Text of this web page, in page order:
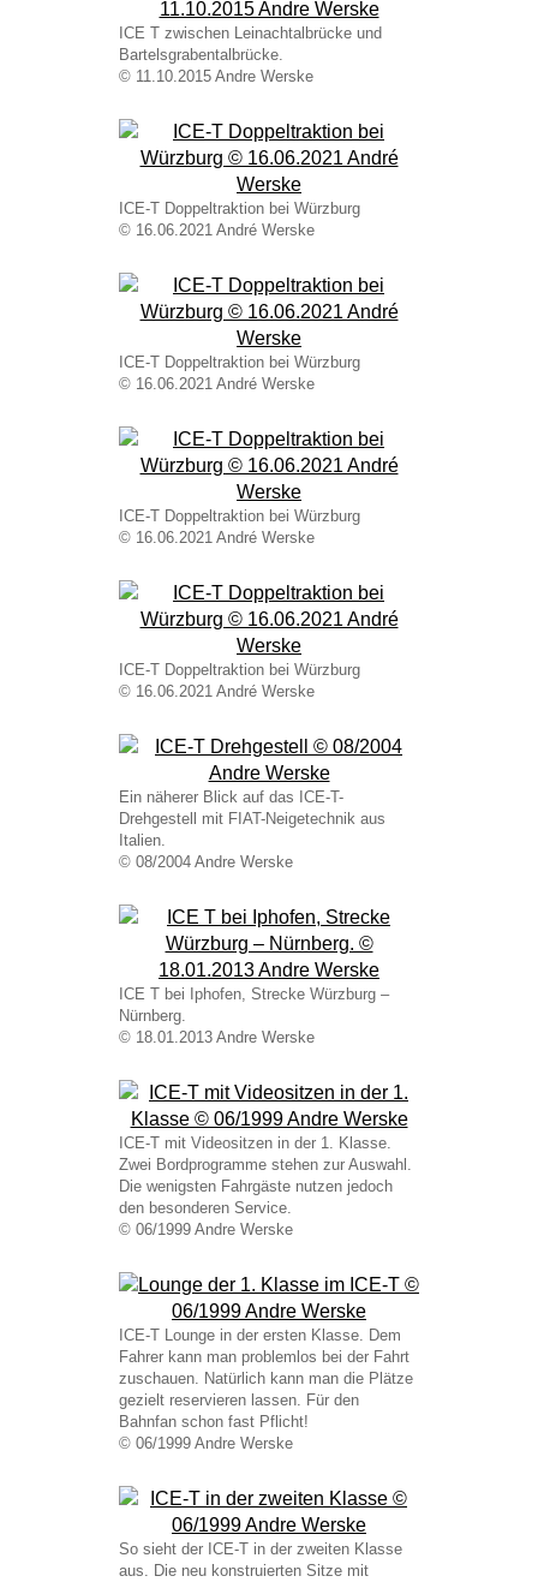
ICE T zwischen Leinachtalbrücke und
Bartelsgrabentalbrücke.
© 11.10.2015 Andre Werske
ICE-T Doppeltraktion bei Würzburg
© 16.06.2021 André Werske
ICE-T Doppeltraktion bei Würzburg
© 16.06.2021 André Werske
ICE-T Doppeltraktion bei Würzburg
© 16.06.2021 André Werske
ICE-T Doppeltraktion bei Würzburg
© 16.06.2021 André Werske
Ein näherer Blick auf das ICE-T-
Drehgestell mit FIAT-Neigetechnik aus
Italien.
© 08/2004 Andre Werske
ICE T bei Iphofen, Strecke Würzburg –
Nürnberg.
© 18.01.2013 Andre Werske
ICE-T mit Videositzen in der 1. Klasse.
Zwei Bordprogramme stehen zur Auswahl.
Die wenigsten Fahrgäste nutzen jedoch
den besonderen Service.
© 06/1999 Andre Werske
ICE-T Lounge in der ersten Klasse. Dem
Fahrer kann man problemlos bei der Fahrt
zuschauen. Natürlich kann man die Plätze
gezielt reservieren lassen. Für den
Bahnfan schon fast Pflicht!
© 06/1999 Andre Werske
So sieht der ICE-T in der zweiten Klasse
aus. Die neu konstruierten Sitze mit